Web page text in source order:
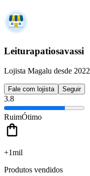
Leiturapatiosavassi
Lojista Magalu desde 2022
Fale com lojista Seguir
3.8
RuimÓtimo
+1mil
Produtos vendidos